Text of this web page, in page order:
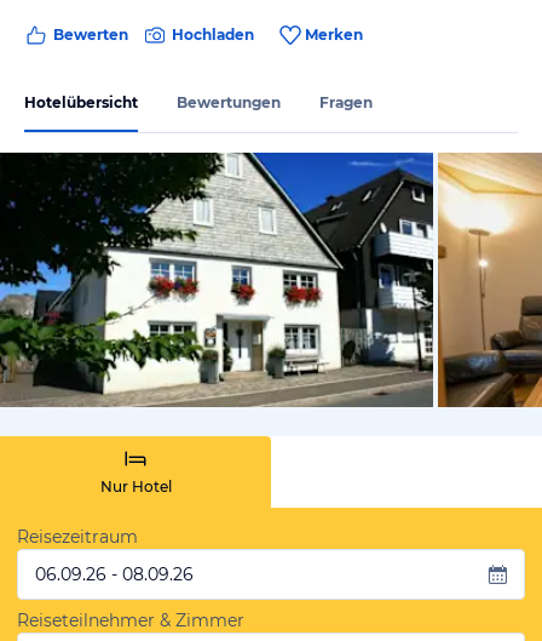
Bewerten Hochladen Merken
Hotelübersicht Bewertungen Fragen
von
Nur Hotel
Reisezeitraum
06.09.26 - 08.09.26
Reiseteilnehmer & Zimmer